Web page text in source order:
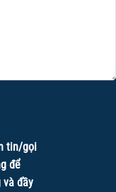
tin/gọi
để
và đầy